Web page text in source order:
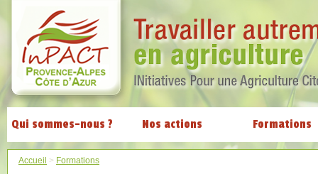
Qui sommes-nous ? Nos actions Formations
Accueil > Formations